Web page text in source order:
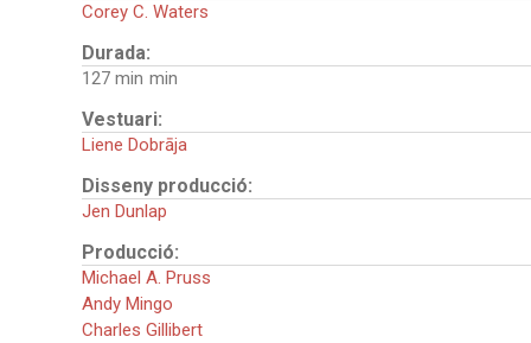
Corey C. Waters
Durada:
127 min
Vestuari:
Liene Dobrāja
Disseny producció:
Jen Dunlap
Producció:
Michael A. Pruss
Andy Mingo
Charles Gillibert